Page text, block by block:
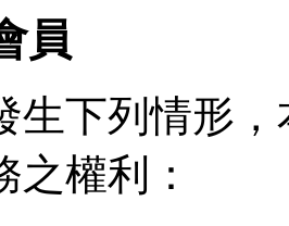
員
生下列情形
之權利：